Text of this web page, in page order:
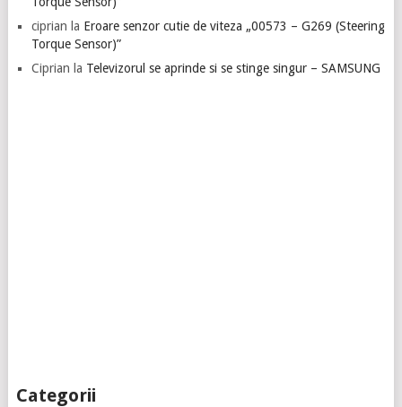
ciprian la Eroare senzor cutie de viteza „00573 – G269 (Steering
Torque Sensor)”
Ciprian la Televizorul se aprinde si se stinge singur – SAMSUNG
Categorii